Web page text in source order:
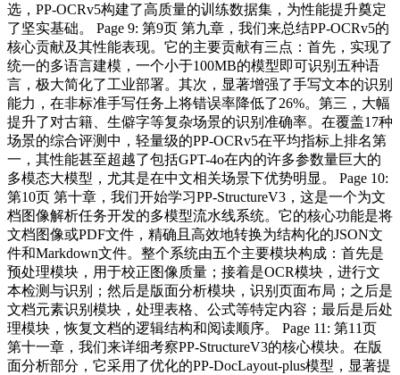
选，PP-OCRv5构建了高质量的训练数据集，为性能提升奠定
了坚实基础。 Page 9: 第9页 第九章，我们来总结PP-OCRv5的
核心贡献及其性能表现。它的主要贡献有三点：首先，实现了
统一的多语言建模，一个小于100MB的模型即可识别五种语
言，极大简化了工业部署。其次，显著增强了手写文本的识别
能力，在非标准手写任务上将错误率降低了26%。第三，大幅
提升了对古籍、生僻字等复杂场景的识别准确率。在覆盖17种
场景的综合评测中，轻量级的PP-OCRv5在平均指标上排名第
一，其性能甚至超越了包括GPT-4o在内的许多参数量巨大的
多模态大模型，尤其是在中文相关场景下优势明显。 Page 10:
第10页 第十章，我们开始学习PP-StructureV3，这是一个为文
档图像解析任务开发的多模型流水线系统。它的核心功能是将
文档图像或PDF文件，精确且高效地转换为结构化的JSON文
件和Markdown文件。整个系统由五个主要模块构成：首先是
预处理模块，用于校正图像质量；接着是OCR模块，进行文
本检测与识别；然后是版面分析模块，识别页面布局；之后是
文档元素识别模块，处理表格、公式等特定内容；最后是后处
理模块，恢复文档的逻辑结构和阅读顺序。 Page 11: 第11页
第十一章，我们来详细考察PP-StructureV3的核心模块。在版
面分析部分，它采用了优化的PP-DocLayout-plus模型，显著提